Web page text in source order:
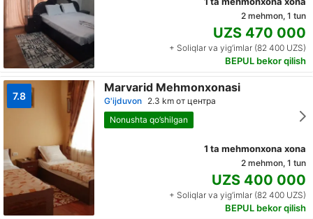
2 mehmon, 1 tun
UZS 470 000
+ Soliqlar va yig‘imlar (82 400 UZS)
BEPUL bekor qilish
7.8
Marvarid Mehmonxonasi
G'ijduvon 2.3 km от центра
Nonushta qo’shilgan
1 ta mehmonxona xona
2 mehmon, 1 tun
UZS 400 000
+ Soliqlar va yig‘imlar (82 400 UZS)
BEPUL bekor qilish